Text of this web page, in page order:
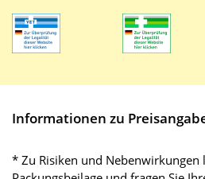
Informationen zu
* Zu Risiken und Nebenwirkungen